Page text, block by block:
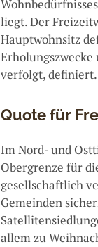
liegt. Der
Hauptwohnsitz
verfolgt, definiert.
Quote für
Im Nord- und
Obergrenze für
gesellschaftlich
Gemeinden
allem zu